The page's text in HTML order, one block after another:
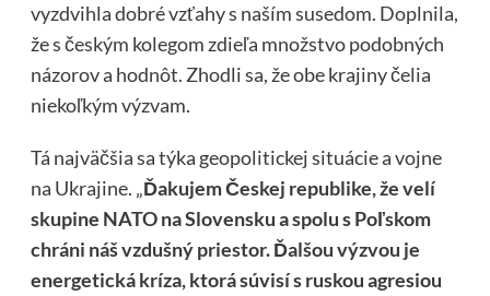
vyzdvihla dobré vzťahy s naším susedom. Doplnila,
že s českým kolegom zdieľa množstvo podobných
názorov a hodnôt. Zhodli sa, že obe krajiny čelia
niekoľkým výzvam.
Tá najväčšia sa týka geopolitickej situácie a vojne
na Ukrajine. „Ďakujem Českej republike, že velí
skupine NATO na Slovensku a spolu s Poľskom
chráni náš vzdušný priestor. Ďalšou výzvou je
energetická kríza, ktorá súvisí s ruskou agresiou